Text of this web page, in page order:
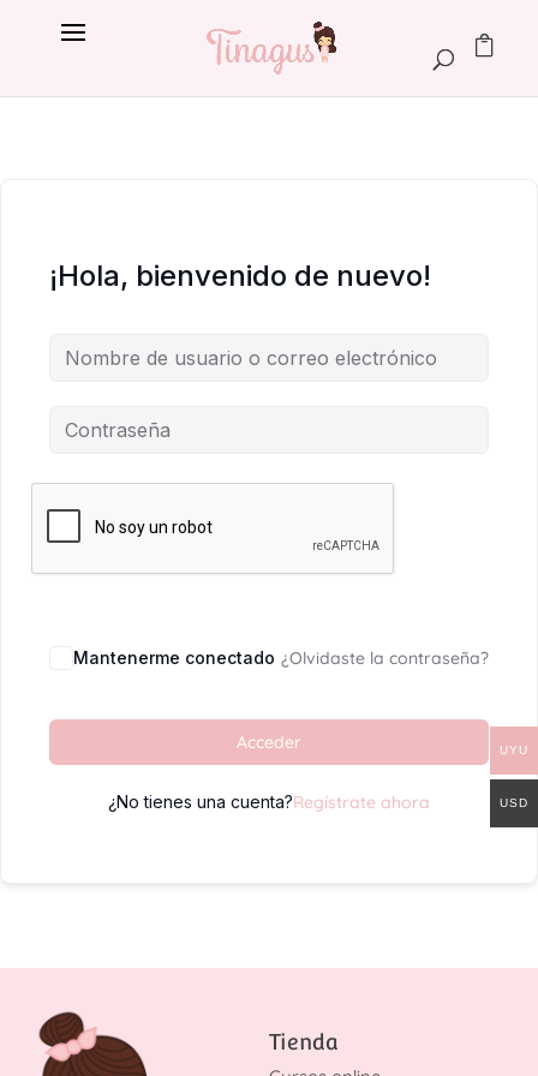
¡Hola, bienvenido de nuevo!
Mantenerme conectado ¿Olvidaste la contraseña?
Acceder
¿No tienes una cuenta?Regístrate ahora
Tienda
UYU
USD